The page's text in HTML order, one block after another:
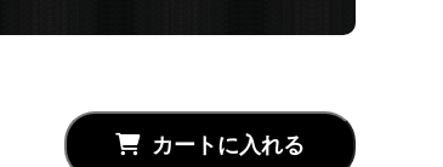
カートに入れる